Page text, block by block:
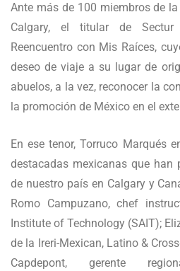
Ante más de 100 miembros de
Calgary, el titular de Sectur
Reencuentro con Mis Raíces,
deseo de viaje a su lugar de
abuelos, a la vez, reconocer la
la promoción de México en el
En ese tenor, Torruco Marqués
destacadas mexicanas que han
de nuestro país en Calgary y
Romo Campuzano, chef
Institute of Technology (SAIT);
de la Ireri-Mexican, Latino &
Capdepont, gerente